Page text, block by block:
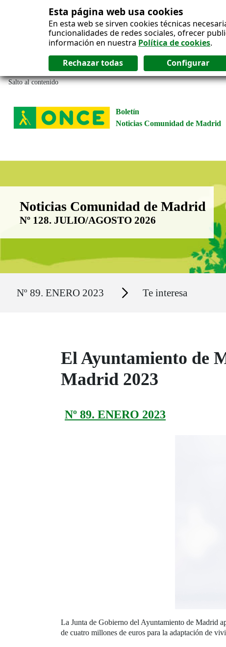
Esta página web usa cookies
En esta web se sirven cookies técnicas
funcionalidades de redes sociales, ofrecer
información en nuestra Política de cookies.
Salto al contenido
Boletín
Noticias Comunidad de Madrid
Boletín Noticias Comunidad de
Noticias Comunidad de Madrid
Nº 128. JULIO/AGOSTO 2026
Nº 89. ENERO 2023 Secciones Te interesa
El Ayuntamiento de
Madrid 2023
Nº 89. ENERO 2023
La Junta de Gobierno del Ayuntamiento de Madrid
de cuatro millones de euros para la adaptación de